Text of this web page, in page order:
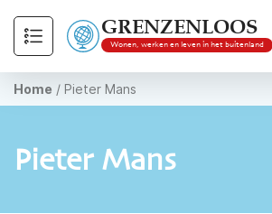
GRENZENLOOS
Wonen, werken en leven in het buitenland
Home / Pieter Mans
Pieter Mans